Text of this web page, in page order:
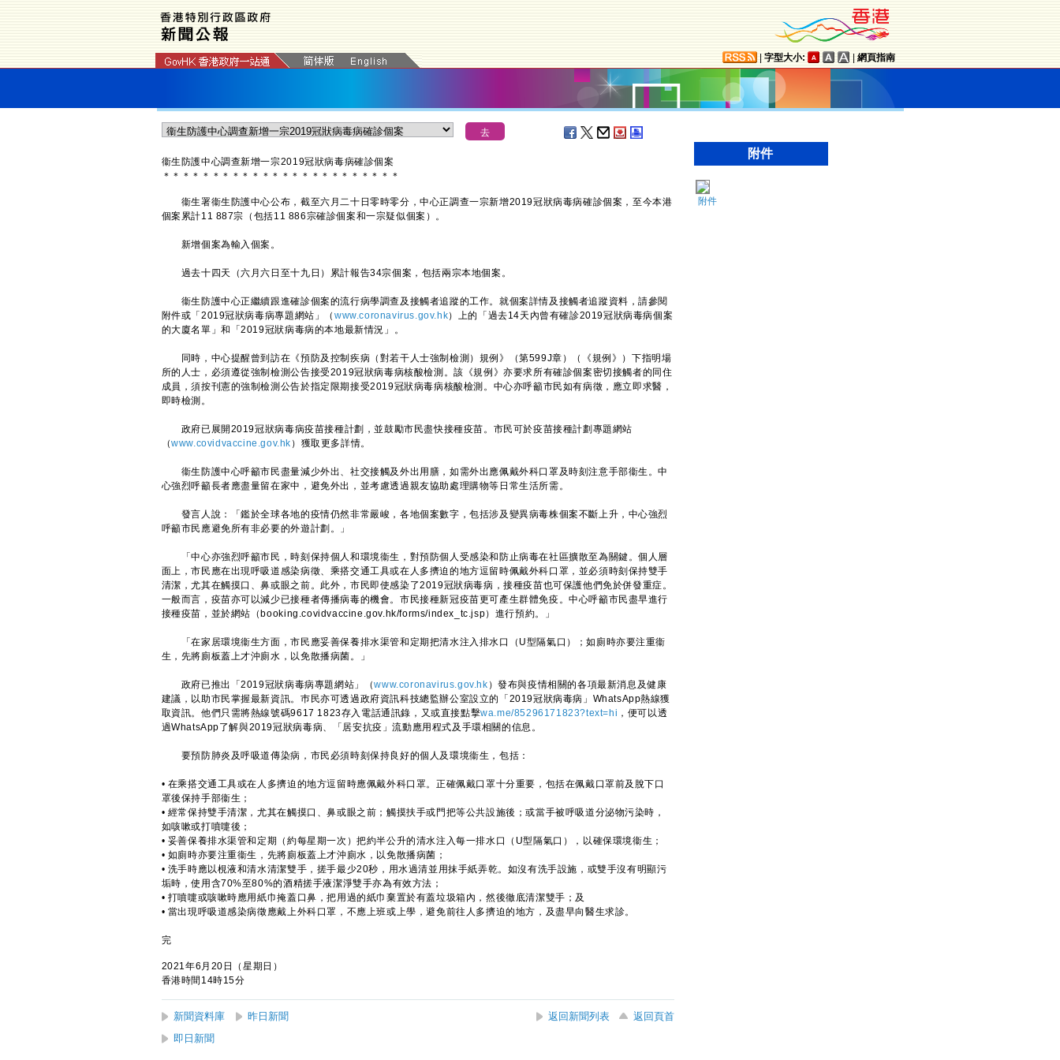
字型大小: 網頁指南
​衞生防護中心調查新增一宗2019冠狀病毒病確診個案
＊ ＊ ＊ ＊ ＊ ＊ ＊ ＊ ＊ ＊ ＊ ＊ ＊ ＊ ＊ ＊ ＊ ＊ ＊ ＊ ＊ ＊ ＊ ＊
衞生署衞生防護中心公布，截至六月二十日零時零分，中心正調查一宗新增2019冠狀病毒病確診個案，至今本港
個案累計11 887宗（包括11 886宗確診個案和一宗疑似個案）。
新增個案為輸入個案。
過去十四天（六月六日至十九日）累計報告34宗個案，包括兩宗本地個案。
衞生防護中心正繼續跟進確診個案的流行病學調查及接觸者追蹤的工作。就個案詳情及接觸者追蹤資料，請參閱
附件或「2019冠狀病毒病專題網站」（ www.coronavirus.gov.hk）上的「過去14天內曾有確診2019冠狀病毒病個案
的大廈名單」和「2019冠狀病毒病的本地最新情況」。
同時，中心提醒曾到訪在《預防及控制疾病（對若干人士強制檢測）規例》（第599J章）（《規例》）下指明場
所的人士，必須遵從強制檢測公告接受2019冠狀病毒病核酸檢測。該《規例》亦要求所有確診個案密切接觸者的同住
成員，須按刊憲的強制檢測公告於指定限期接受2019冠狀病毒病核酸檢測。中心亦呼籲市民如有病徵，應立即求醫，
即時檢測。
政府已展開2019冠狀病毒病疫苗接種計劃，並鼓勵市民盡快接種疫苗。市民可於疫苗接種計劃專題網站
（www.covidvaccine.gov.hk ）獲取更多詳情。
衞生防護中心呼籲市民盡量減少外出、社交接觸及外出用膳，如需外出應佩戴外科口罩及時刻注意手部衞生。中
心強烈呼籲長者應盡量留在家中，避免外出，並考慮透過親友協助處理購物等日常生活所需。
發言人說：「鑑於全球各地的疫情仍然非常嚴峻，各地個案數字，包括涉及變異病毒株個案不斷上升，中心強烈
呼籲市民應避免所有非必要的外遊計劃。」
「中心亦強烈呼籲市民，時刻保持個人和環境衞生，對預防個人受感染和防止病毒在社區擴散至為關鍵。個人層
面上，市民應在出現呼吸道感染病徵、乘搭交通工具或在人多擠迫的地方逗留時佩戴外科口罩，並必須時刻保持雙手
清潔，尤其在觸摸口、鼻或眼之前。此外，市民即使感染了2019冠狀病毒病，接種疫苗也可保護他們免於併發重症。
一般而言，疫苗亦可以減少已接種者傳播病毒的機會。市民接種新冠疫苗更可產生群體免疫。中心呼籲市民盡早進行
接種疫苗，並於網站（booking.covidvaccine.gov.hk/forms/index_tc.jsp）進行預約。」
「在家居環境衞生方面，市民應妥善保養排水渠管和定期把清水注入排水口（U型隔氣口）；如廁時亦要注重衞
生，先將廁板蓋上才沖廁水，以免散播病菌。」
政府已推出「2019冠狀病毒病專題網站」（www.coronavirus.gov.hk ）發布與疫情相關的各項最新消息及健康
建議，以助市民掌握最新資訊。巿民亦可透過政府資訊科技總監辦公室設立的「2019冠狀病毒病」WhatsApp熱線獲
取資訊。他們只需將熱線號碼9617 1823存入電話通訊錄，又或直接點擊wa.me/85296171823?text=hi ，便可以透
過WhatsApp了解與2019冠狀病毒病、「居安抗疫」流動應用程式及手環相關的信息。
要預防肺炎及呼吸道傳染病，市民必須時刻保持良好的個人及環境衞生，包括：
• 在乘搭交通工具或在人多擠迫的地方逗留時應佩戴外科口罩。正確佩戴口罩十分重要，包括在佩戴口罩前及脫下口
罩後保持手部衞生；
• 經常保持雙手清潔，尤其在觸摸口、鼻或眼之前；觸摸扶手或門把等公共設施後；或當手被呼吸道分泌物污染時，
如咳嗽或打噴嚏後；
• 妥善保養排水渠管和定期（約每星期一次）把約半公升的清水注入每一排水口（U型隔氣口），以確保環境衞生；
• 如廁時亦要注重衞生，先將廁板蓋上才沖廁水，以免散播病菌；
• 洗手時應以梘液和清水清潔雙手，搓手最少20秒，用水過清並用抹手紙弄乾。如沒有洗手設施，或雙手沒有明顯污
垢時，使用含70%至80%的酒精搓手液潔淨雙手亦為有效方法；
• 打噴嚏或咳嗽時應用紙巾掩蓋口鼻，把用過的紙巾棄置於有蓋垃圾箱內，然後徹底清潔雙手；及
• 當出現呼吸道感染病徵應戴上外科口罩，不應上班或上學，避免前往人多擠迫的地方，及盡早向醫生求診。
完
2021年6月20日（星期日）
香港時間14時15分
新聞資料庫 昨日新聞 返回新聞列表
返回頁首
即日新聞
附件
附件